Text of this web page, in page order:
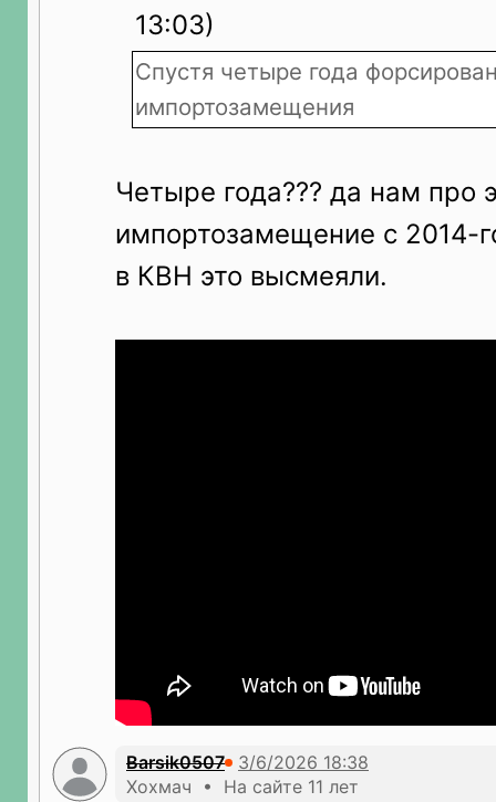
13:03)
Спустя четыре года
импортозамещения
Четыре года??? да нам про
импортозамещение с 2014-
в КВН это высмеяли.
Barsik0507
Хохмач • На сайте 11 лет